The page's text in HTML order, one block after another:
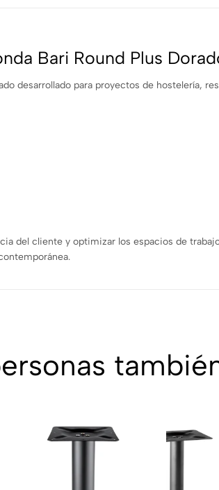
Bari Round Plus
desarrollado para proyectos de hostelería,
del cliente y optimizar los espacios de